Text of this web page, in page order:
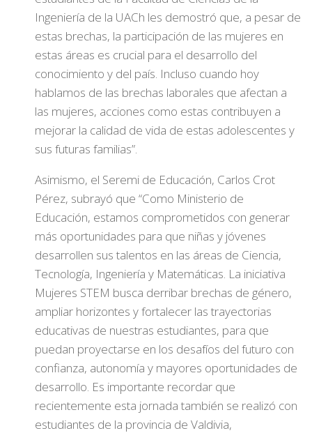
Ingeniería de la UACh les demostró que, a pesar de
estas brechas, la participación de las mujeres en
estas áreas es crucial para el desarrollo del
conocimiento y del país. Incluso cuando hoy
hablamos de las brechas laborales que afectan a
las mujeres, acciones como estas contribuyen a
mejorar la calidad de vida de estas adolescentes y
sus futuras familias”.
Asimismo, el Seremi de Educación, Carlos Crot
Pérez, subrayó que “Como Ministerio de
Educación, estamos comprometidos con generar
más oportunidades para que niñas y jóvenes
desarrollen sus talentos en las áreas de Ciencia,
Tecnología, Ingeniería y Matemáticas. La iniciativa
Mujeres STEM busca derribar brechas de género,
ampliar horizontes y fortalecer las trayectorias
educativas de nuestras estudiantes, para que
puedan proyectarse en los desafíos del futuro con
confianza, autonomía y mayores oportunidades de
desarrollo. Es importante recordar que
recientemente esta jornada también se realizó con
estudiantes de la provincia de Valdivia,